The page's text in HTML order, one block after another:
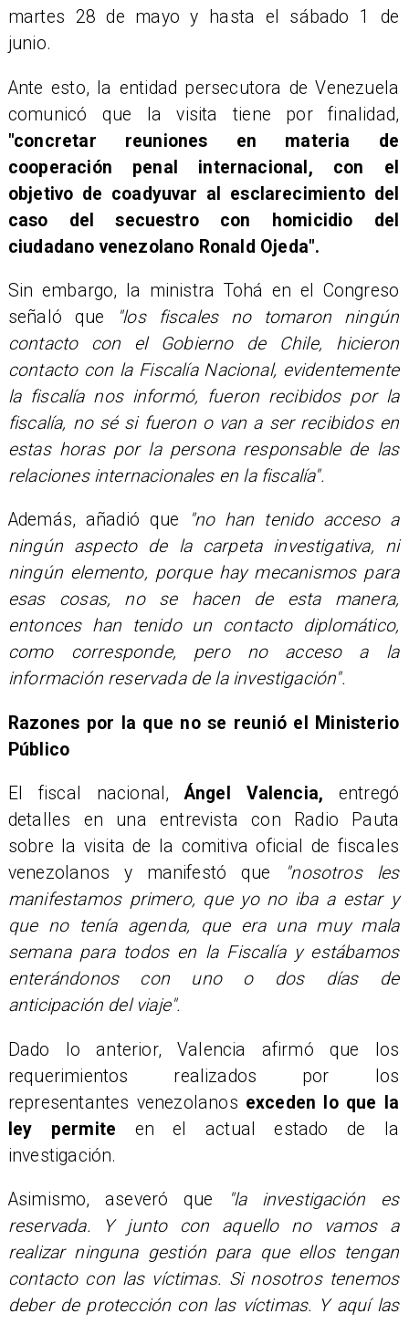
martes 28 de mayo y hasta el sábado 1 de
junio.
Ante esto, la entidad persecutora de Venezuela
comunicó que la visita tiene por finalidad,
"concretar reuniones en materia de
cooperación penal internacional, con el
objetivo de coadyuvar al esclarecimiento del
caso del secuestro con homicidio del
ciudadano venezolano Ronald Ojeda".
Sin embargo, la ministra Tohá en el Congreso
señaló que
"los fiscales no tomaron ningún
contacto con el Gobierno de Chile, hicieron
contacto con la Fiscalía Nacional, evidentemente
la fiscalía nos informó, fueron recibidos por la
fiscalía, no sé si fueron o van a ser recibidos en
estas horas por la persona responsable de las
relaciones internacionales en la fiscalía".
Además, añadió que
"no han tenido acceso a
ningún aspecto de la carpeta investigativa, ni
ningún elemento, porque hay mecanismos para
esas cosas, no se hacen de esta manera,
entonces han tenido un contacto diplomático,
como corresponde, pero no acceso a la
información reservada de la investigación".
Razones por la que no se reunió el Ministerio
Público
El fiscal nacional, Ángel Valencia, entregó
detalles en una entrevista con Radio Pauta
sobre la visita de la comitiva oficial de fiscales
venezolanos y manifestó que
"nosotros les
manifestamos primero, que yo no iba a estar y
que no tenía agenda, que era una muy mala
semana para todos en la Fiscalía y estábamos
enterándonos con uno o dos días de
anticipación del viaje".
Dado lo anterior, Valencia afirmó que los
requerimientos realizados por los
representantes venezolanos exceden lo que la
ley permite en el actual estado de la
investigación.
Asimismo, aseveró que
"la investigación es
reservada. Y junto con aquello no vamos a
realizar ninguna gestión para que ellos tengan
contacto con las víctimas. Si nosotros tenemos
deber de protección con las víctimas. Y aquí las